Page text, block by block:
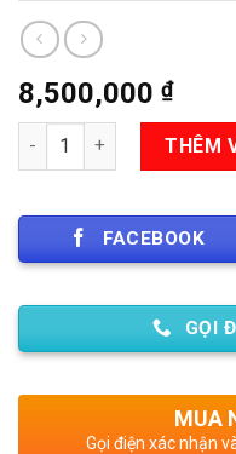
8,500,000 ₫
Số lượng THÊM
FACEBOOK
GỌI
MUA
Gọi điện xác nhận